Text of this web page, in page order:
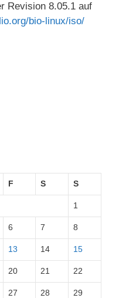
Revision 8.05.1 auf
bio-linux/iso/
F S S
1
6 7 8
13 14 15
20 21 22
27 28 29